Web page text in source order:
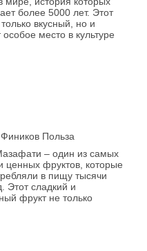
более 5000 лет. Этот
вкусный, но и
место в культуре
Фиников Польза
– один из самых
ценных фруктов, которые
в пищу тысячи
Этот сладкий и
фрукт не только